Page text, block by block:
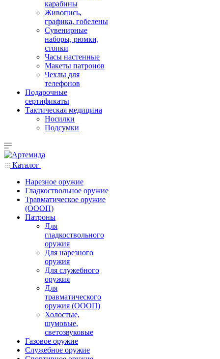
карабины
Живопись,
графика, гобелены
Сувенирные
наборы, рюмки,
стопки
Часы настенные
Макеты патронов
Чехлы для
телефонов
Подарочные
сертификаты
Тактическая медицина
Носилки
Подсумки
Каталог
Нарезное оружие
Гладкоствольное оружие
Травматическое оружие
(ОООП)
Патроны
Для
гладкоствольного
оружия
Для нарезного
оружия
Для служебного
оружия
Для
травматического
оружия (ОООП)
Холостые,
шумовые,
светозвуковые
Газовое оружие
Служебное оружие